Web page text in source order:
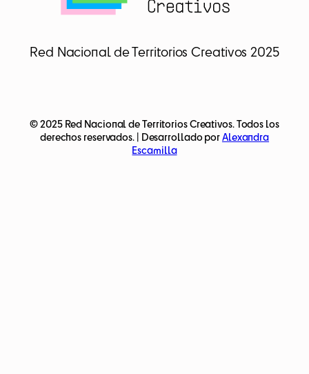
Red Nacional de Territorios Creativos 2025
© 2025 Red Nacional de Territorios Creativos. Todos los
derechos reservados. | Desarrollado porAlexandra
Escamilla